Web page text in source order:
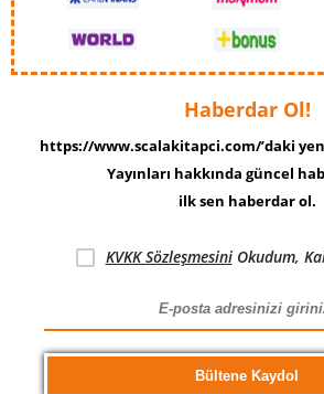
Haberdar Ol!
https://www.scalakitapci.com/’daki
Yayınları hakkında güncel
ilk sen haberdar ol.
KVKK SözleşmesiniOkudum,